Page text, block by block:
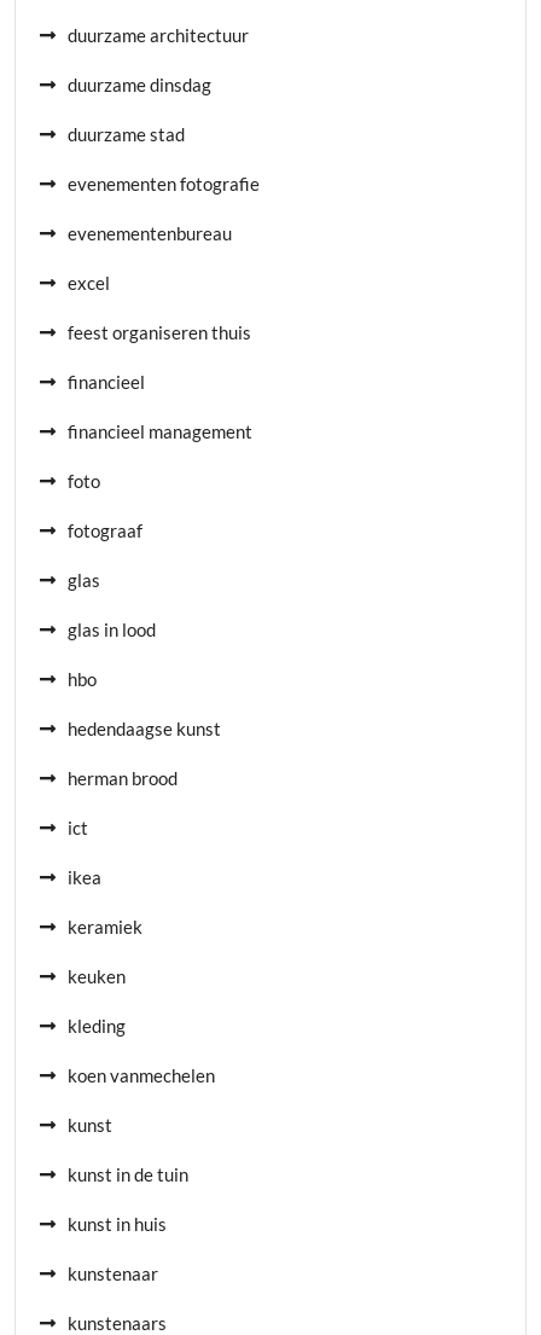
duurzame architectuur
duurzame dinsdag
duurzame stad
evenementen fotografie
evenementenbureau
excel
feest organiseren thuis
financieel
financieel management
foto
fotograaf
glas
glas in lood
hbo
hedendaagse kunst
herman brood
ict
ikea
keramiek
keuken
kleding
koen vanmechelen
kunst
kunst in de tuin
kunst in huis
kunstenaar
kunstenaars